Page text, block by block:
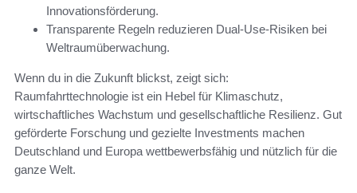
Innovationsförderung.
Transparente Regeln reduzieren Dual-Use-Risiken bei
Weltraumüberwachung.
Wenn du in die Zukunft blickst, zeigt sich:
Raumfahrttechnologie ist ein Hebel für Klimaschutz,
wirtschaftliches Wachstum und gesellschaftliche Resilienz. Gut
geförderte Forschung und gezielte Investments machen
Deutschland und Europa wettbewerbsfähig und nützlich für die
ganze Welt.